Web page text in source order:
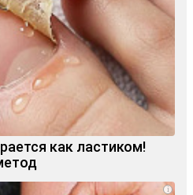
как ластиком!
i